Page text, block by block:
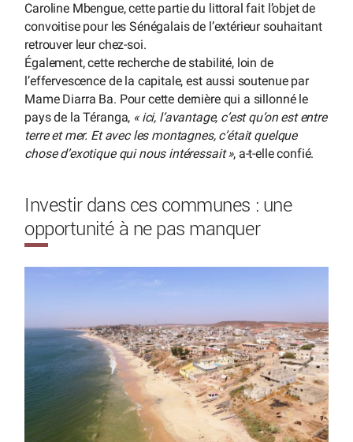
Caroline Mbengue, cette partie du littoral fait l’objet de
convoitise pour les Sénégalais de l’extérieur souhaitant
retrouver leur chez-soi.
Également, cette recherche de stabilité, loin de
l’effervescence de la capitale, est aussi soutenue par
Mame Diarra Ba. Pour cette dernière qui a sillonné le
pays de la Téranga, « ici, l’avantage, c’est qu’on est entre
terre et mer. Et avec les montagnes, c’était quelque
chose d’exotique qui nous intéressait », a-t-elle confié.
Investir dans ces communes : une
opportunité à ne pas manquer